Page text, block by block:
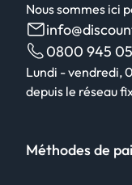
Nous sommes ici
0800 945
Lundi - vendredi,
depuis le réseau
Méthodes de